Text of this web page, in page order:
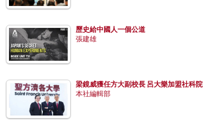
歷史給中國人一個公道
張建雄
梁鏡威獲任方大副校長 呂大樂加盟社科院
本社編輯部